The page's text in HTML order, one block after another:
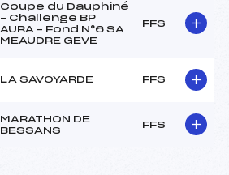
Coupe du Dauphiné
– Challenge BP
AURA – Fond N°6 SA
MEAUDRE GEVE
FFS
LA SAVOYARDE FFS
MARATHON DE
BESSANS
FFS